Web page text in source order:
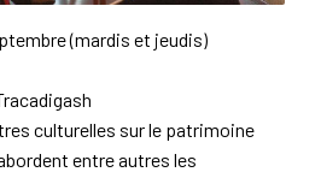
(mardis et jeudis)
culturelles sur le patrimoine
entre autres les